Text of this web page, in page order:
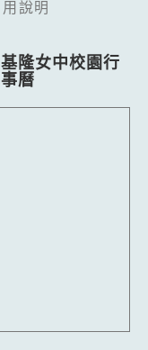
用說明
基隆女中校園行
事曆